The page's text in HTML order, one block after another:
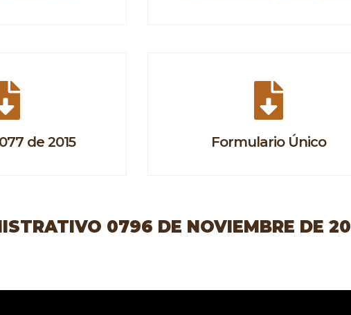
de 2015 Formulario Único
0796 DE NOVIEMBRE DE